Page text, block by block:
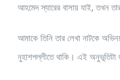
আহমেদ স্যারের বাসায় যাই, তখন
আমাকে তিনি তার লেখা নাটকে
নুহাশপল্লীতে থাকি। এই অনুভূতিটা